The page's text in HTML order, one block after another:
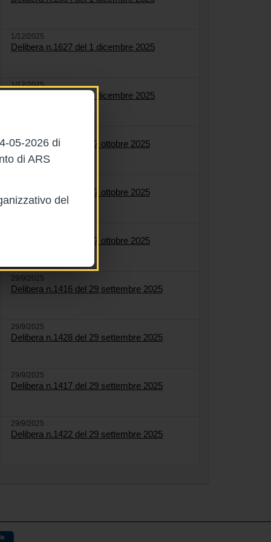
05-2026 di
di ARS
del
1/12/2025
Delibera n.1627 del 1 dicembre 2025
1/12/2025
Delibera n.1622 del 1 dicembre 2025
Delibera n.1561 del 27 ottobre 2025
Delibera n.1558 del 27 ottobre 2025
Delibera n.1564 del 27 ottobre 2025
29/9/2025
Delibera n.1416 del 29 settembre 2025
29/9/2025
Delibera n.1428 del 29 settembre 2025
29/9/2025
Delibera n.1417 del 29 settembre 2025
29/9/2025
Delibera n.1422 del 29 settembre 2025